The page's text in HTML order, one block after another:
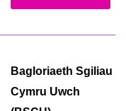
Bagloriaeth Sgiliau
Cymru Uwch